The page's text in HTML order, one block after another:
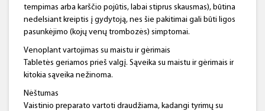
tempimas arba karščio pojūtis, labai stiprus skausmas), būtina
nedelsiant kreiptis į gydytoją, nes šie pakitimai gali būti ligos
pasunkėjimo (kojų venų trombozės) simptomai.
Venoplant vartojimas su maistu ir gėrimais
Tabletės geriamos prieš valgį. Sąveika su maistu ir gėrimais ir
kitokia sąveika nežinoma.
Nėštumas
Vaistinio preparato vartoti draudžiama, kadangi tyrimų su